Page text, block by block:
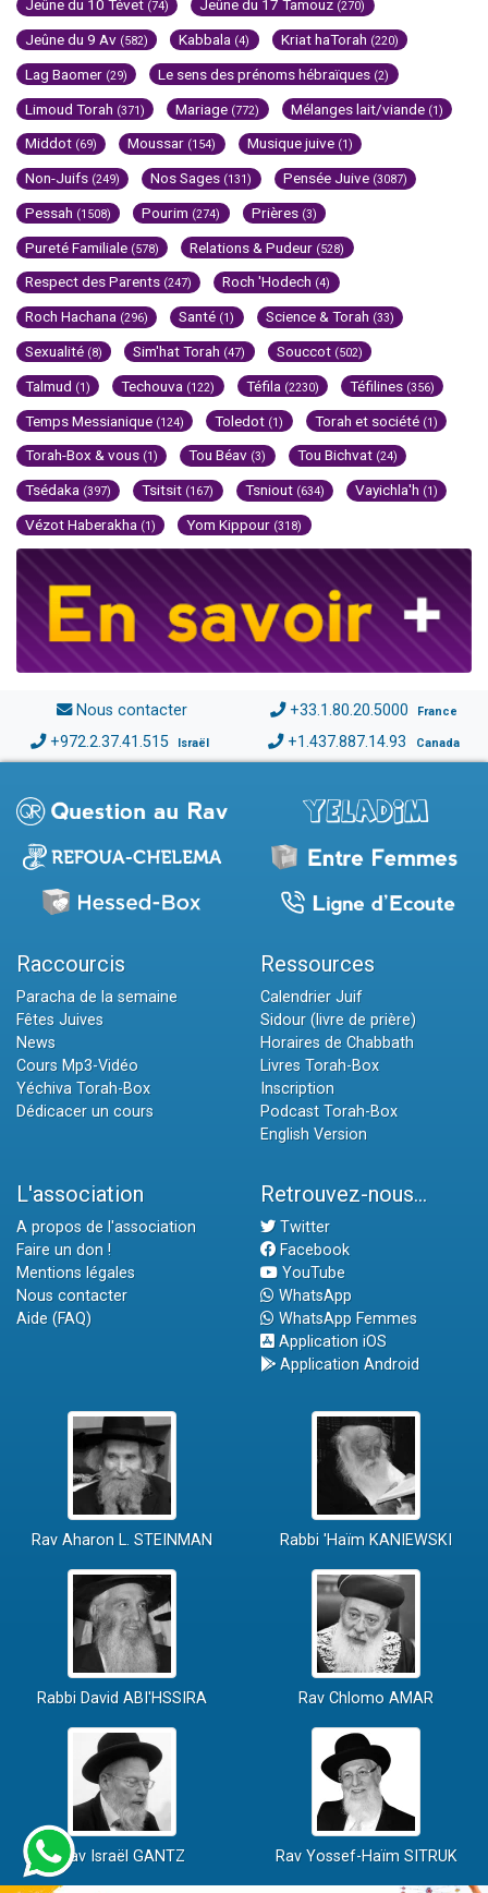
Jeûne du 10 Tévet (74) Jeûne du 17 Tamouz (270)
Jeûne du 9 Av (582) Kabbala (4) Kriat haTorah (220)
Lag Baomer (29) Le sens des prénoms hébraïques (2)
Limoud Torah (371) Mariage (772) Mélanges lait/viande (1)
Middot (69) Moussar (154) Musique juive (1)
Non-Juifs (249) Nos Sages (131) Pensée Juive (3087)
Pessah (1508) Pourim (274) Prières (3)
Pureté Familiale (578) Relations & Pudeur (528)
Respect des Parents (247) Roch 'Hodech (4)
Roch Hachana (296) Santé (1) Science & Torah (33)
Sexualité (8) Sim'hat Torah (47) Souccot (502)
Talmud (1) Techouva (122) Téfila (2230) Téfilines (356)
Temps Messianique (124) Toledot (1) Torah et société (1)
Torah-Box & vous (1) Tou Béav (3) Tou Bichvat (24)
Tsédaka (397) Tsitsit (167) Tsniout (634) Vayichla'h (1)
Vézot Haberakha (1) Yom Kippour (318)
Nous contacter +33.1.80.20.5000 France
+972.2.37.41.515 Israël +1.437.887.14.93 Canada
Raccourcis
Paracha de la semaine
Fêtes Juives
News
Cours Mp3-Vidéo
Yéchiva Torah-Box
Dédicacer un cours
Ressources
Calendrier Juif
Sidour (livre de prière)
Horaires de Chabbath
Livres Torah-Box
Inscription
Podcast Torah-Box
English Version
L'association
A propos de l'association
Faire un don !
Mentions légales
Nous contacter
Aide (FAQ)
Retrouvez-nous...
Twitter
Facebook
YouTube
WhatsApp
WhatsApp Femmes
Application iOS
Application Android
Rav Aharon L. STEINMAN Rabbi 'Haïm KANIEWSKI
Rabbi David ABI'HSSIRA Rav Chlomo AMAR
Rav Israël GANTZ Rav Yossef-Haïm SITRUK